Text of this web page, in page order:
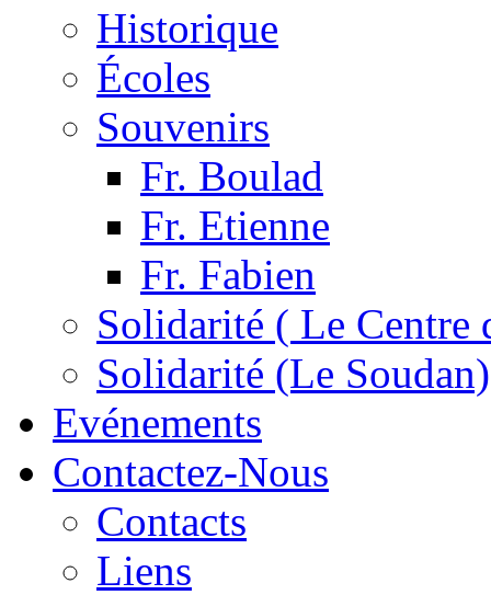
Historique
Écoles
Souvenirs
Fr. Boulad
Fr. Etienne
Fr. Fabien
Solidarité ( Le Centre
Solidarité (Le Soudan)
Evénements
Contactez-Nous
Contacts
Liens